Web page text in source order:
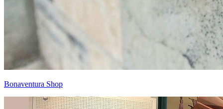
Bonaventura Shop